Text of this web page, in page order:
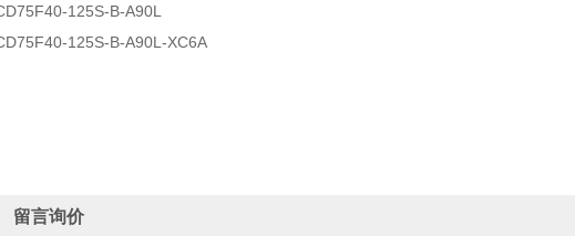
125S-B-A90L
125S-B-A90L-XC6A
留言询价